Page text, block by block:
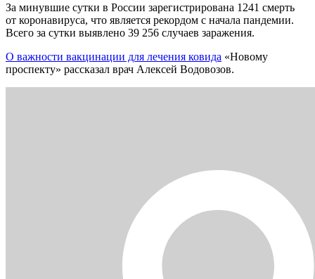
За минувшие сутки в России зарегистрирована 1241 смерть
от коронавируса, что является рекордом с начала пандемии.
Всего за сутки выявлено 39 256 случаев заражения.
О важности вакцинации для лечения ковида «Новому
проспекту» рассказал врач Алексей Водовозов.